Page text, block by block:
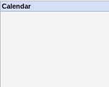
Calendar